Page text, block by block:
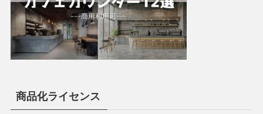
商品化ライセンス